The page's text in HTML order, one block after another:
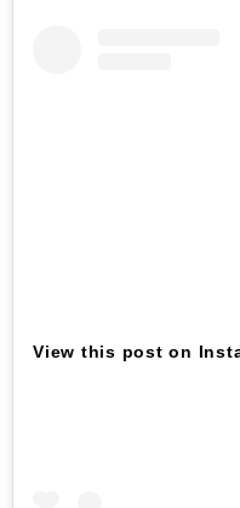
View this post on